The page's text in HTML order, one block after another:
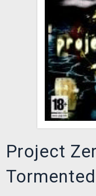
DOPRAVA
XZONE KLUB
TCG & BOARDGAME
VÝKUP HER (BAZAR)
Project
Tormented